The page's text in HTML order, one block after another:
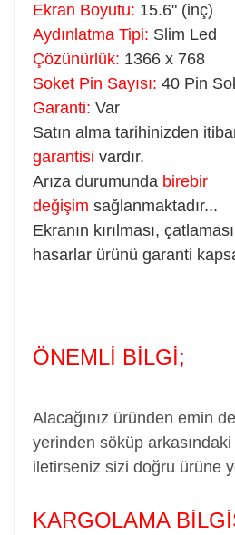
Ekran Boyutu: 15.6" (inç)
Aydınlatma Tipi: Slim Led
Çözünürlük: 1366 x 768
Soket Pin Sayısı: 40 Pin
Garanti: Var
Satın alma tarihinizden
garantisi vardır.
Arıza durumunda birebir
değişim sağlanmaktadır...
Ekranın kırılması,
hasarlar ürünü garanti
ÖNEMLİ BİLGİ;
Alacağınız üründen emin
yerinden söküp
iletirseniz sizi doğru ürüne
KARGOLAMA